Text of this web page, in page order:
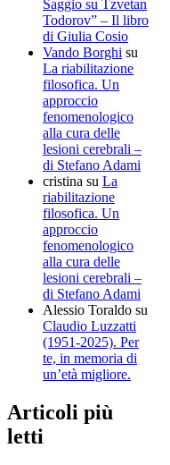
Saggio su Tzvetan
Todorov” – Il libro
di Giulia Cosio
Vando Borghi su
La riabilitazione
filosofica. Un
approccio
fenomenologico
alla cura delle
lesioni cerebrali –
di Stefano Adami
cristina su La
riabilitazione
filosofica. Un
approccio
fenomenologico
alla cura delle
lesioni cerebrali –
di Stefano Adami
Alessio Toraldo su
Claudio Luzzatti
(1951-2025). Per
te, in memoria di
un’età migliore.
Articoli più
letti